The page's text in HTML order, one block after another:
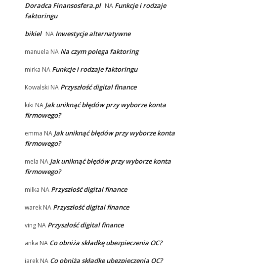
Doradca Finansosfera.pl NA Funkcje i rodzaje
faktoringu
bikiel NA Inwestycje alternatywne
manuela NA Na czym polega faktoring
mirka NA Funkcje i rodzaje faktoringu
Kowalski NA Przyszłość digital finance
kiki NA Jak uniknąć błędów przy wyborze konta
firmowego?
emma NA Jak uniknąć błędów przy wyborze konta
firmowego?
mela NA Jak uniknąć błędów przy wyborze konta
firmowego?
milka NA Przyszłość digital finance
warek NA Przyszłość digital finance
ving NA Przyszłość digital finance
anka NA Co obniża składkę ubezpieczenia OC?
jarek NA Co obniża składkę ubezpieczenia OC?